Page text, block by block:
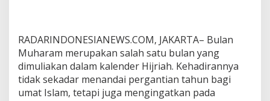
RADARINDONESIANEWS.COM, JAKARTA– Bulan
Muharam merupakan salah satu bulan yang
dimuliakan dalam kalender Hijriah. Kehadirannya
tidak sekadar menandai pergantian tahun bagi
umat Islam, tetapi juga mengingatkan pada